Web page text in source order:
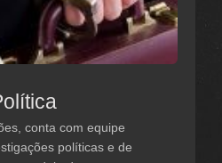
conta com equipe
políticas e de